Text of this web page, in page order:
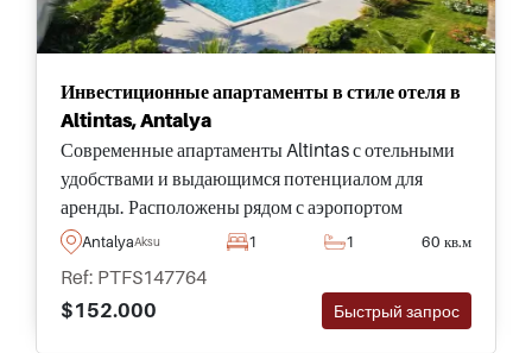
Инвестиционные апартаменты в стиле отеля в
Altintas, Antalya
Современные апартаменты Altintas с отельными
удобствами и выдающимся потенциалом для
аренды. Расположены рядом с аэропортом
Анталии, пляжем Лара и всеми необходимыми
доход от аренды.
AntalyaAksu 1 1 60 кв.м
Ref: PTFS147764
$152.000
Быстрый запрос